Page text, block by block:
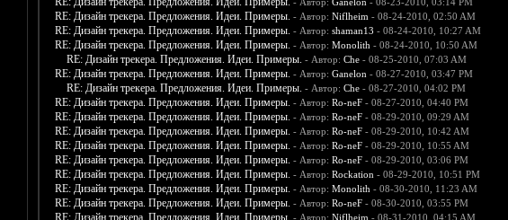
RE: Дизайн трекера. Предложения. Идеи. Примеры. - Автор: Niflheim - 08-24-2010, 02:50 AM
RE: Дизайн трекера. Предложения. Идеи. Примеры. - Автор: shaman13 - 08-24-2010, 10:27 AM
RE: Дизайн трекера. Предложения. Идеи. Примеры. - Автор: Monolith - 08-24-2010, 10:50 AM
RE: Дизайн трекера. Предложения. Идеи. Примеры. - Автор: Che- 08-25-2010, 07:03 AM
RE: Дизайн трекера. Предложения. Идеи. Примеры. - Автор: Ganelon - 08-27-2010, 03:47 PM
RE: Дизайн трекера. Предложения. Идеи. Примеры. - Автор: Che- 08-27-2010, 04:02 PM
RE: Дизайн трекера. Предложения. Идеи. Примеры. - Автор: Ro-neF- 08-27-2010, 04:40 PM
RE: Дизайн трекера. Предложения. Идеи. Примеры. - Автор: Ro-neF- 08-29-2010, 09:29 AM
RE: Дизайн трекера. Предложения. Идеи. Примеры. - Автор: Ro-neF- 08-29-2010, 10:42 AM
RE: Дизайн трекера. Предложения. Идеи. Примеры. - Автор: Ro-neF- 08-29-2010, 10:55 AM
RE: Дизайн трекера. Предложения. Идеи. Примеры. - Автор: Ro-neF- 08-29-2010, 03:06 PM
RE: Дизайн трекера. Предложения. Идеи. Примеры. - Автор: Rockation - 08-29-2010, 10:51 PM
RE: Дизайн трекера. Предложения. Идеи. Примеры. - Автор: Monolith - 08-30-2010, 11:23 AM
RE: Дизайн трекера. Предложения. Идеи. Примеры. - Автор: Ro-neF- 08-30-2010, 03:55 PM
RE: Дизайн трекера. Предложения. Идеи. Примеры. - Автор: Niflheim - 08-31-2010, 04:15 AM